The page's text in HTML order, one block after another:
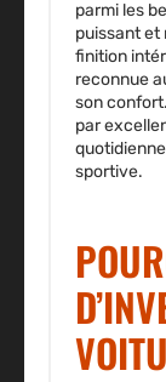
parmi les
puissant et
finition
reconnue
son
par
sportive.